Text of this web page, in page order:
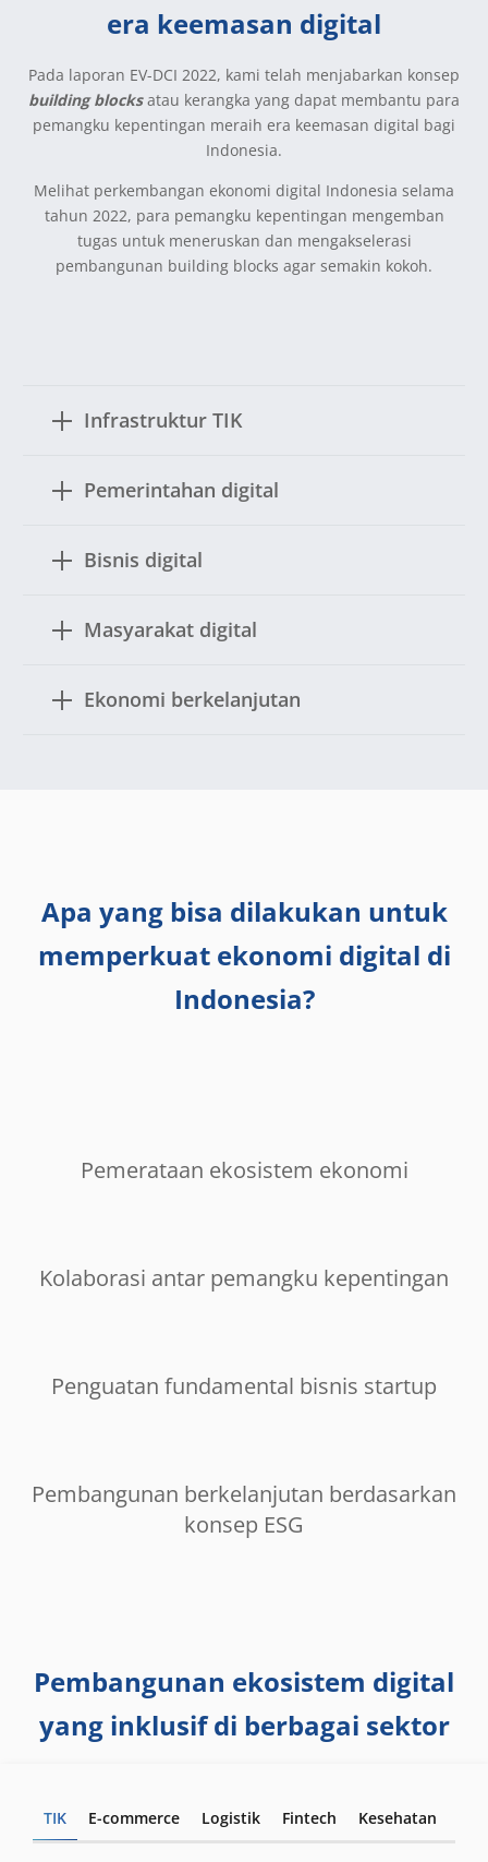
era keemasan digital
Pada laporan EV-DCI 2022, kami telah menjabarkan konsep
building blocksatau kerangka yang dapat membantu para
pemangku kepentingan meraih era keemasan digital bagi
Indonesia.
Melihat perkembangan ekonomi digital Indonesia selama
tahun 2022, para pemangku kepentingan mengemban
tugas untuk meneruskan dan mengakselerasi
pembangunan building blocks agar semakin kokoh.
Infrastruktur TIK
Pemerintahan digital
Bisnis digital
Masyarakat digital
Ekonomi berkelanjutan
Apa yang bisa dilakukan untuk
memperkuat ekonomi digital di
Indonesia?
Pemerataan ekosistem ekonomi
Kolaborasi antar pemangku kepentingan
Penguatan fundamental bisnis startup
Pembangunan berkelanjutan berdasarkan
konsep ESG
Pembangunan ekosistem digital
yang inklusif di berbagai sektor
TIK E-commerce Logistik Fintech Kesehatan